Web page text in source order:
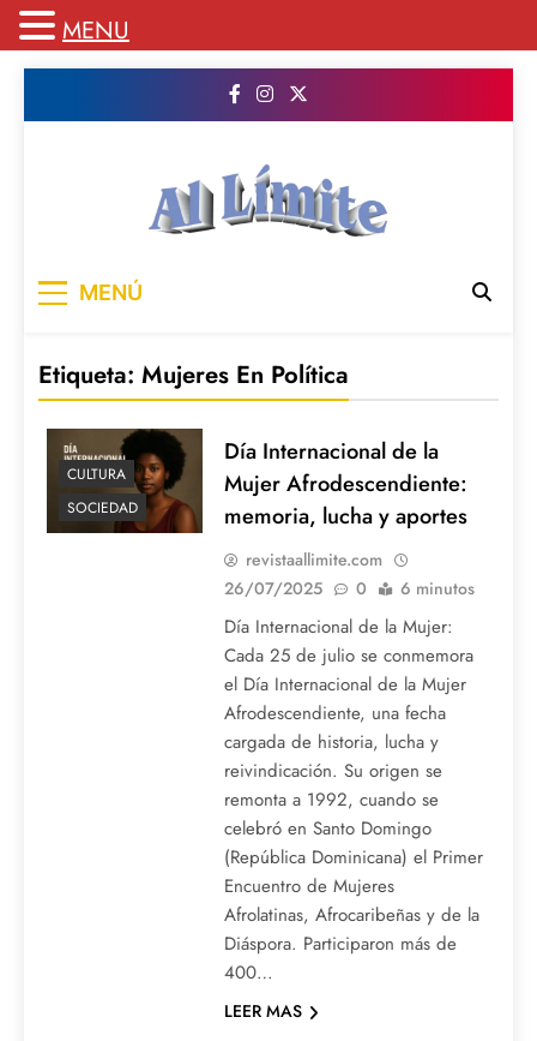
publicamos todo el contenido e informacion
MENÚ
Etiqueta: Mujeres En Política
CULTURA
SOCIEDAD
Día Internacional de la
Mujer Afrodescendiente:
memoria, lucha y aportes
revistaallimite.com
26/07/2025
0 6 minutos
Día Internacional de la Mujer:
Cada 25 de julio se conmemora
el Día Internacional de la Mujer
Afrodescendiente, una fecha
cargada de historia, lucha y
reivindicación. Su origen se
remonta a 1992, cuando se
celebró en Santo Domingo
(República Dominicana) el Primer
Encuentro de Mujeres
Afrolatinas, Afrocaribeñas y de la
Diáspora. Participaron más de
400…
LEER MAS
MENU